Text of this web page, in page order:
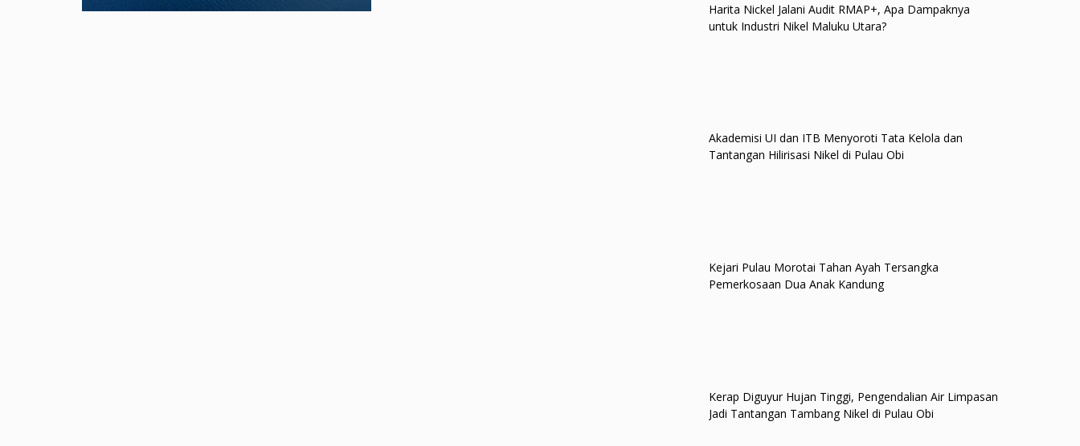
Harita Nickel Jalani Audit RMAP+, Apa Dampaknya
untuk Industri Nikel Maluku Utara?
Akademisi UI dan ITB Menyoroti Tata Kelola dan
Tantangan Hilirisasi Nikel di Pulau Obi
Kejari Pulau Morotai Tahan Ayah Tersangka
Pemerkosaan Dua Anak Kandung
Kerap Diguyur Hujan Tinggi, Pengendalian Air Limpasan
Jadi Tantangan Tambang Nikel di Pulau Obi